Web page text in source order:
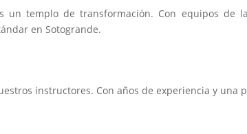
un templo de transformación. Con equipos
en Sotogrande.
instructores. Con años de experiencia y